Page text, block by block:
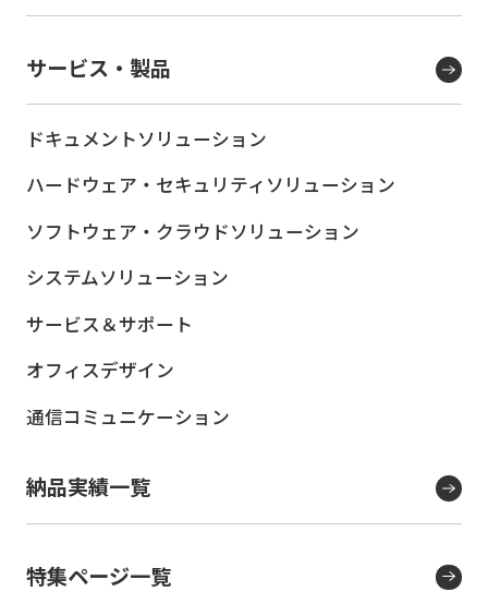
サービス・製品
ドキュメントソリューション
ハードウェア・セキュリティ ソリューション
ソフトウェア・クラウドソリューション
システムソリューション
サービス＆サポート
オフィスデザイン
通信コミュニケーション
納品実績一覧
特集ページ一覧